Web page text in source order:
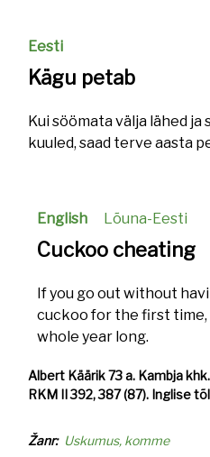
Eesti
Kägu petab
Kui söömata välja lähed
kuuled, saad terve aasta
English Lõuna-Eesti
Cuckoo cheating
If you go out without
cuckoo for the first time,
whole year long.
Albert Käärik 73 a. Kambja
RKM II 392, 387 (87). Inglise
Žanr Uskumus, komme